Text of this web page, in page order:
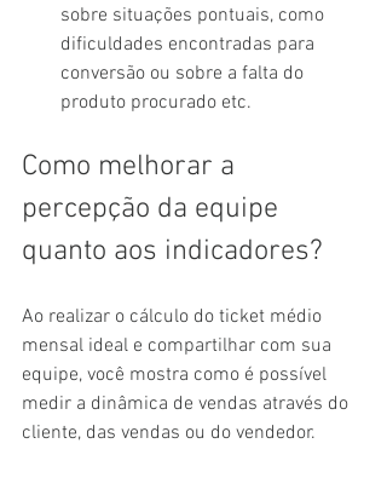
sobre situações pontuais, como
dificuldades encontradas para
conversão ou sobre a falta do
produto procurado etc.
Como melhorar a
percepção da equipe
quanto aos indicadores?
Ao realizar o cálculo do ticket médio
mensal ideal e compartilhar com sua
equipe, você mostra como é possível
medir a dinâmica de vendas através do
cliente, das vendas ou do vendedor.